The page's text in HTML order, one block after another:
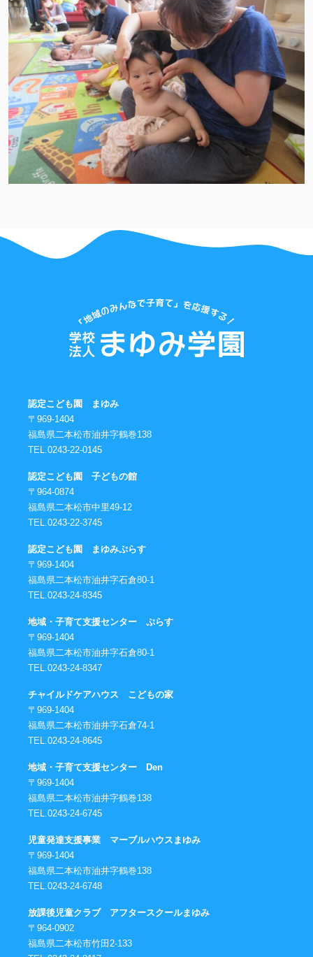
認定こども園 まゆみ
〒969-1404
福島県二本松市油井字鶴巻138
TEL.0243-22-0145
認定こども園 子どもの館
〒964-0874
福島県二本松市中里49-12
TEL.0243-22-3745
認定こども園 まゆみぷらす
〒969-1404
福島県二本松市油井字石倉80-1
TEL.0243-24-8345
地域・子育て支援センター ぷらす
〒969-1404
福島県二本松市油井字石倉80-1
TEL.0243-24-8347
チャイルドケアハウス こどもの家
〒969-1404
福島県二本松市油井字石倉74-1
TEL.0243-24-8645
地域・子育て支援センター Den
〒969-1404
福島県二本松市油井字鶴巻138
TEL.0243-24-6745
児童発達支援事業 マーブルハウスまゆみ
〒969-1404
福島県二本松市油井字鶴巻138
TEL.0243-24-6748
放課後児童クラブ アフタースクールまゆみ
〒964-0902
福島県二本松市竹田2-133